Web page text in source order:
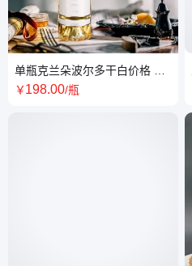
单瓶克兰朵波尔多干白价格 整
￥198.00/瓶